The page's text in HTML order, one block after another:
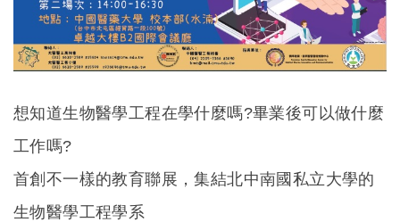
想知道生物醫學工程在學什麼嗎?畢業後可以做什麼
工作嗎?
首創不一樣的教育聯展，集結北中南國私立大學的
生物醫學工程學系